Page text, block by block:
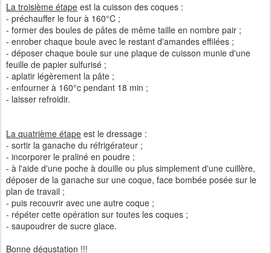
La troisième étape est la cuisson des coques :
- préchauffer le four à 160°C ;
- former des boules de pâtes de même taille en nombre pair ;
- enrober chaque boule avec le restant d'amandes effilées ;
- déposer chaque boule sur une plaque de cuisson munie d'une
feuille de papier sulfurisé ;
- aplatir légèrement la pâte ;
- enfourner à 160°c pendant 18 min ;
- laisser refroidir.
La quatrième étape est le dressage :
- sortir la ganache du réfrigérateur ;
- incorporer le praliné en poudre ;
- à l'aide d'une poche à douille ou plus simplement d'une cuillère,
déposer de la ganache sur une coque, face bombée posée sur le
plan de travail ;
- puis recouvrir avec une autre coque ;
- répéter cette opération sur toutes les coques ;
- saupoudrer de sucre glace.
Bonne dégustation !!!